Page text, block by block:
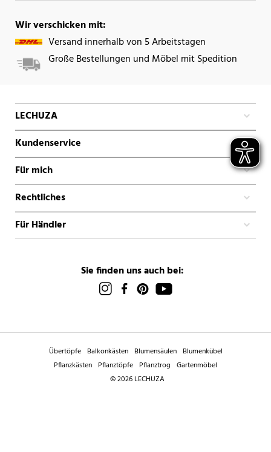
Wir verschicken mit:
Versand innerhalb von 5 Arbeitstagen
Große Bestellungen und Möbel mit Spedition
LECHUZA
Kundenservice
Für mich
Rechtliches
Für Händler
Sie finden uns auch bei:
Übertöpfe Balkonkästen Blumensäulen Blumenkübel
Pflanzkästen Pflanztöpfe Pflanztrog Gartenmöbel
© 2026 LECHUZA